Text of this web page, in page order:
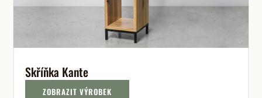
Skříňka Kante
ZOBRAZIT VÝROBEK